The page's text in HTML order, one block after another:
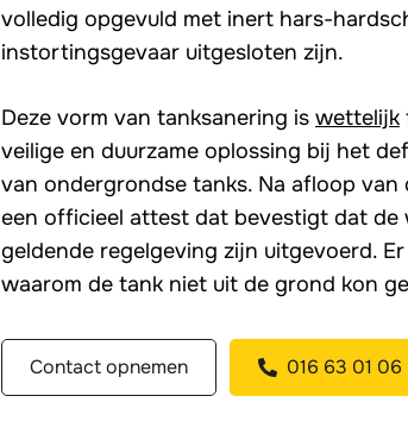
volledig opgevuld met inert hars-
instortingsgevaar uitgesloten zijn.
Deze vorm van tanksanering is wettelijk
veilige en duurzame oplossing bij het
van ondergrondse tanks. Na afloop
een officieel attest dat bevestigt dat de
geldende regelgeving zijn uitgevoerd.
waarom de tank niet uit de grond kon
Contact opnemen 016 63 01 06